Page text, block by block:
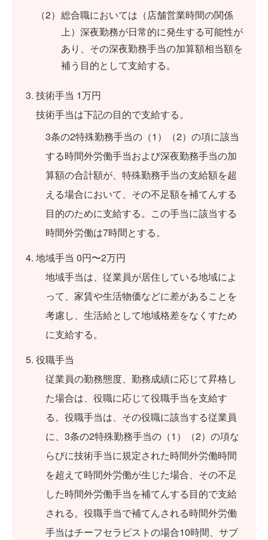
総合職においては（店舗営業時間の関係
上）深夜勤務が日常的に発生する可能性が
あり、その深夜勤務手当の加算額相当額を
補う目的として支給する。
技術手当 1万円
技術手当は下記の目的で支給する。
3条の2特殊勤務手当の（1）（2）の項に該当
する時間外労働手当および深夜勤務手当の加
算額の合計額が、特殊勤務手当の支給額を超
える場合において、その不足額を補てんする
目的のために支給する。この手当に該当する
時間外労働は7時間とする。
地域手当 0円〜2万円
地域手当は、従業員が居住している地域によ
って、家賃や生活物価などに差があることを
考慮し、生活給として地域格差をなくすため
に支給する。
役職手当
従業員の勤務態度、勤務成績に応じて昇格し
た場合は、役職に応じて役職手当を支給す
る。役職手当は、その役職に該当する従業員
に、3条の2特殊勤務手当の（1）（2）の項な
らびに技術手当に規定された時間外労働時間
を超えて時間外労働が生じた場合、その不足
した時間外労働手当を補てんする目的で支給
される。役職手当で補てんされる時間外労働
手当はチーフセラピストの場合10時間、サブ